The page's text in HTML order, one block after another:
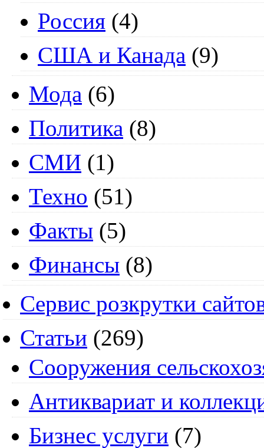
Россия (4)
США и Канада (9)
Мода (6)
Политика (8)
СМИ (1)
Техно (51)
Факты (5)
Финансы (8)
Сервис розкрутки
Статьи (269)
Cооружения
Антиквариат и
Бизнес услуги (7)